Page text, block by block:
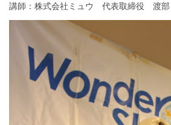
講師：株式会社ミュウ 代表取締役 渡